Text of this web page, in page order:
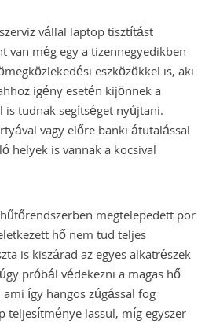
vállal laptop tisztítást
van még egy a tizennegyedikben
eszközökkel is, aki
igény esetén kijönnek a
is tudnak segítséget nyújtani.
vagy előre banki átutalással
helyek is vannak a kocsival
megtelepedett por
hő nem tud teljes
is kiszárad az egyes alkatrészek
próbál védekezni a magas hő
így hangos zúgással fog
teljesítménye lassul, míg egyszer